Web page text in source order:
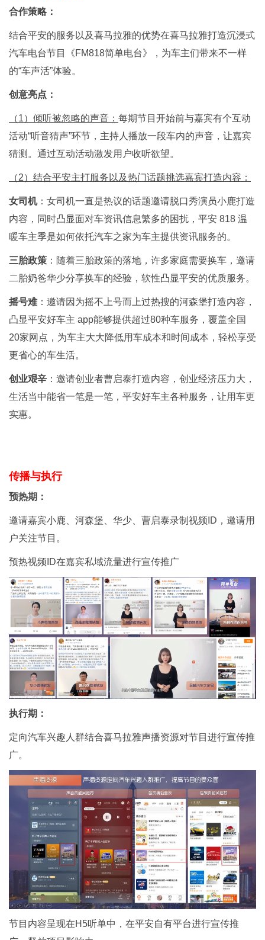
合作策略：
结合平安的服务以及喜马拉雅的优势在喜马拉雅打造沉浸式
汽车电台节目《FM818简单电台》，为车主们带来不一样
的“车声活”体验。
创意亮点：
（1）倾听被忽略的声音： 每期节目开始前与嘉宾有个互动
活动“听音猜声”环节，主持人播放一段车内的声音，让嘉宾
猜测。通过互动活动激发用户收听欲望。
（2）结合平安主打服务以及热门话题挑选嘉宾打造内容：
女司机：女司机一直是热议的话题邀请脱口秀演员小鹿打造
内容，同时凸显面对车资讯信息繁多的困扰，平安 818 温
暖车主季是如何依托汽车之家为车主提供资讯服务的。
三胎政策 ：随着三胎政策的落地，许多家庭需要换车，邀请
二胎奶爸华少分享换车的经验，软性凸显平安的优质服务。
摇号难：邀请因为摇不上号而上过热搜的河森堡打造内容，
凸显平安好车主 app能够提供超过80种车服务，覆盖全国
20家网点，为车主大大降低用车成本和时间成本，轻松享受
更省心的车生活。
创业艰辛 ：邀请创业者曹启泰打造内容，创业经济压力大，
生活当中能省一笔是一笔，平安好车主各种服务，让用车更
实惠。
传播与执行
预热期：
邀请嘉宾小鹿、河森堡、华少、曹启泰录制视频ID，邀请用
户关注节目。
预热视频ID在嘉宾私域流量进行宣传推广
执行期：
定向汽车兴趣人群结合喜马拉雅声播资源对节目进行宣传推
广。
节目内容呈现在H5听单中，在平安自有平台进行宣传推